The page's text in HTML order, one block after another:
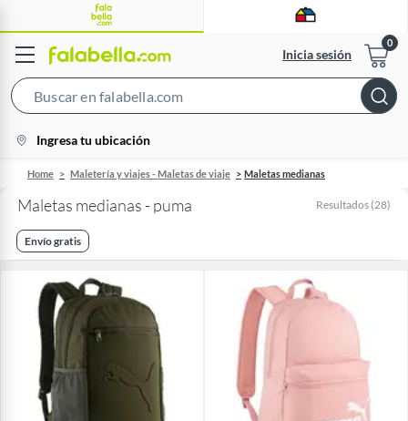
Inicia sesión
Bar
location-
icon
Ingresa tu ubicación
Home Maletería y viajes - Maletas de viaje Maletas medianas
Maletas medianas - puma Resultados (28)
Envío gratis